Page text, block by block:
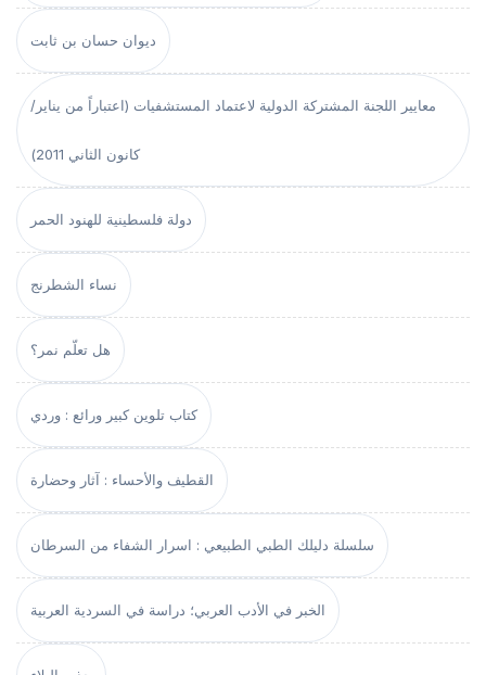
ديوان حسان بن ثابت
معايير اللجنة المشتركة الدولية لاعتماد المستشفيات (اعتباراً من يناير/
كانون الثاني 2011)
دولة فلسطينية للهنود الحمر
نساء الشطرنج
هل تعلّم نمر؟
كتاب تلوين كبير ورائع : وردي
القطيف والأحساء : آثار وحضارة
سلسلة دليلك الطبي الطبيعي : اسرار الشفاء من السرطان
الخبر في الأدب العربي؛ دراسة في السردية العربية